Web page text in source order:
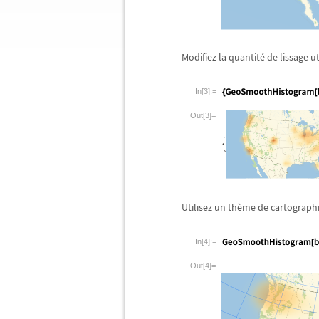
Modifiez la quantitéde lissage
In[3]:=
Out[3]=
Utilisez un thème de
In[4]:=
Out[4]=